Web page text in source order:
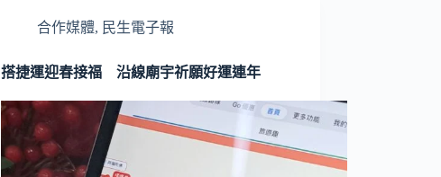
合作媒體, 民生電子報
搭捷運迎春接福 沿線廟宇祈願好運連年